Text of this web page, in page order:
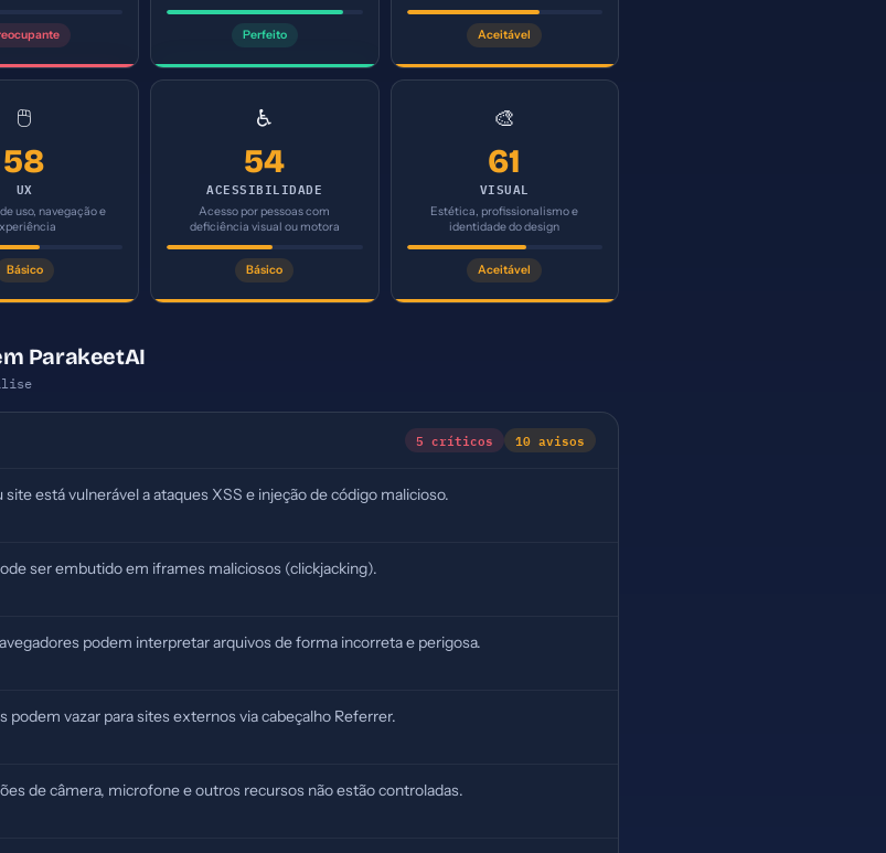
Perfeito Aceitável
🖱️
58
UX
uso, navegação e
Básico
♿
54
ACESSIBILIDADE
Acesso por pessoas com
deficiência visual ou motora
Básico
🎨
61
VISUAL
Estética, profissionalismo e
identidade do design
Aceitável
ParakeetAI
5 críticos 10 avisos
site está vulnerável a ataques XSS e injeção de código malicioso.
ser embutido em iframes maliciosos (clickjacking).
podem interpretar arquivos de forma incorreta e perigosa.
podem vazar para sites externos via cabeçalho Referrer.
de câmera, microfone e outros recursos não estão controladas.